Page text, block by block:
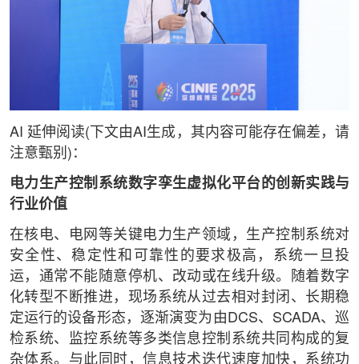
AI 延伸阅读(下文由AI生成，其内容可能存在偏差，请
注意甄别)：
电力生产控制系统数字孪生虚拟化平台的创新实践与
行业价值
在核电、电网等关键电力生产领域，生产控制系统对
安全性、稳定性和可靠性的要求极高，系统一旦投
运，通常不能随意停机、改动或在线升级。随着数字
化转型不断推进，现场系统从过去相对封闭、长期稳
定运行的设备形态，逐渐演变为由DCS、SCADA、巡
检系统、监控系统等多类信息控制系统共同构成的复
杂体系。与此同时，信息技术迭代速度加快，系统功